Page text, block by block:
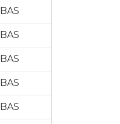
BAS
BAS
BAS
BAS
BAS